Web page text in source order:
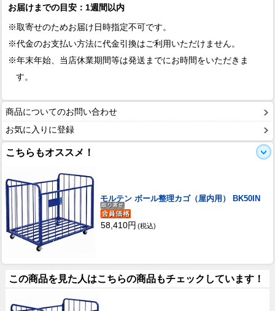
お届けまでの目安：1週間以内
※取寄せのためお届け日時指定不可です。
※代金のお支払い方法に代金引換はご利用いただけません。
※年末年始、当店休業期間等は発送までにお時間をいただきま
す。
商品についてのお問い合わせ
お気に入りに登録
こちらもオススメ！
モルテン ボール整理カゴ（屋内用） BK50IN
58,410円 (税込)
この商品を見た人はこちらの商品もチェックしています！